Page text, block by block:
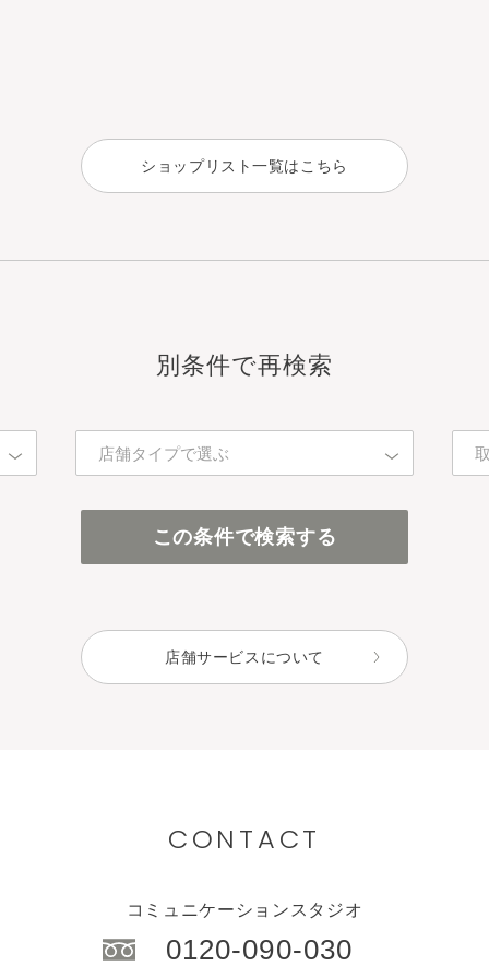
ショップリスト一覧はこちら
別条件で再検索
店舗タイプで選ぶ
アインズ＆トルペ（カウンセリング）
この条件で検索する
店舗サービスについて
CONTACT
コミュニケーションスタジオ
0120-090-030